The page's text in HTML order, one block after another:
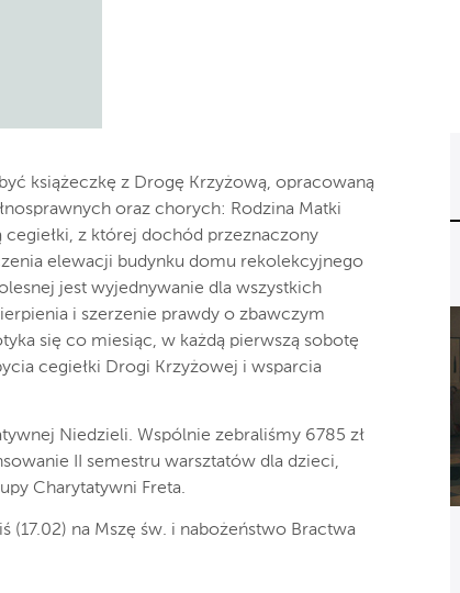
książeczkę z Drogę Krzyżową, opracowaną
oraz chorych: Rodzina Matki
z której dochód przeznaczony
elewacji budynku domu rekolekcyjnego
jest wyjednywanie dla wszystkich
i szerzenie prawdy o zbawczym
się co miesiąc, w każdą pierwszą sobotę
cegiełki Drogi Krzyżowej i wsparcia
Niedzieli. Wspólnie zebraliśmy 6785 zł
II semestru warsztatów dla dzieci,
Charytatywni Freta.
(17.02) na Mszę św. i nabożeństwo Bractwa